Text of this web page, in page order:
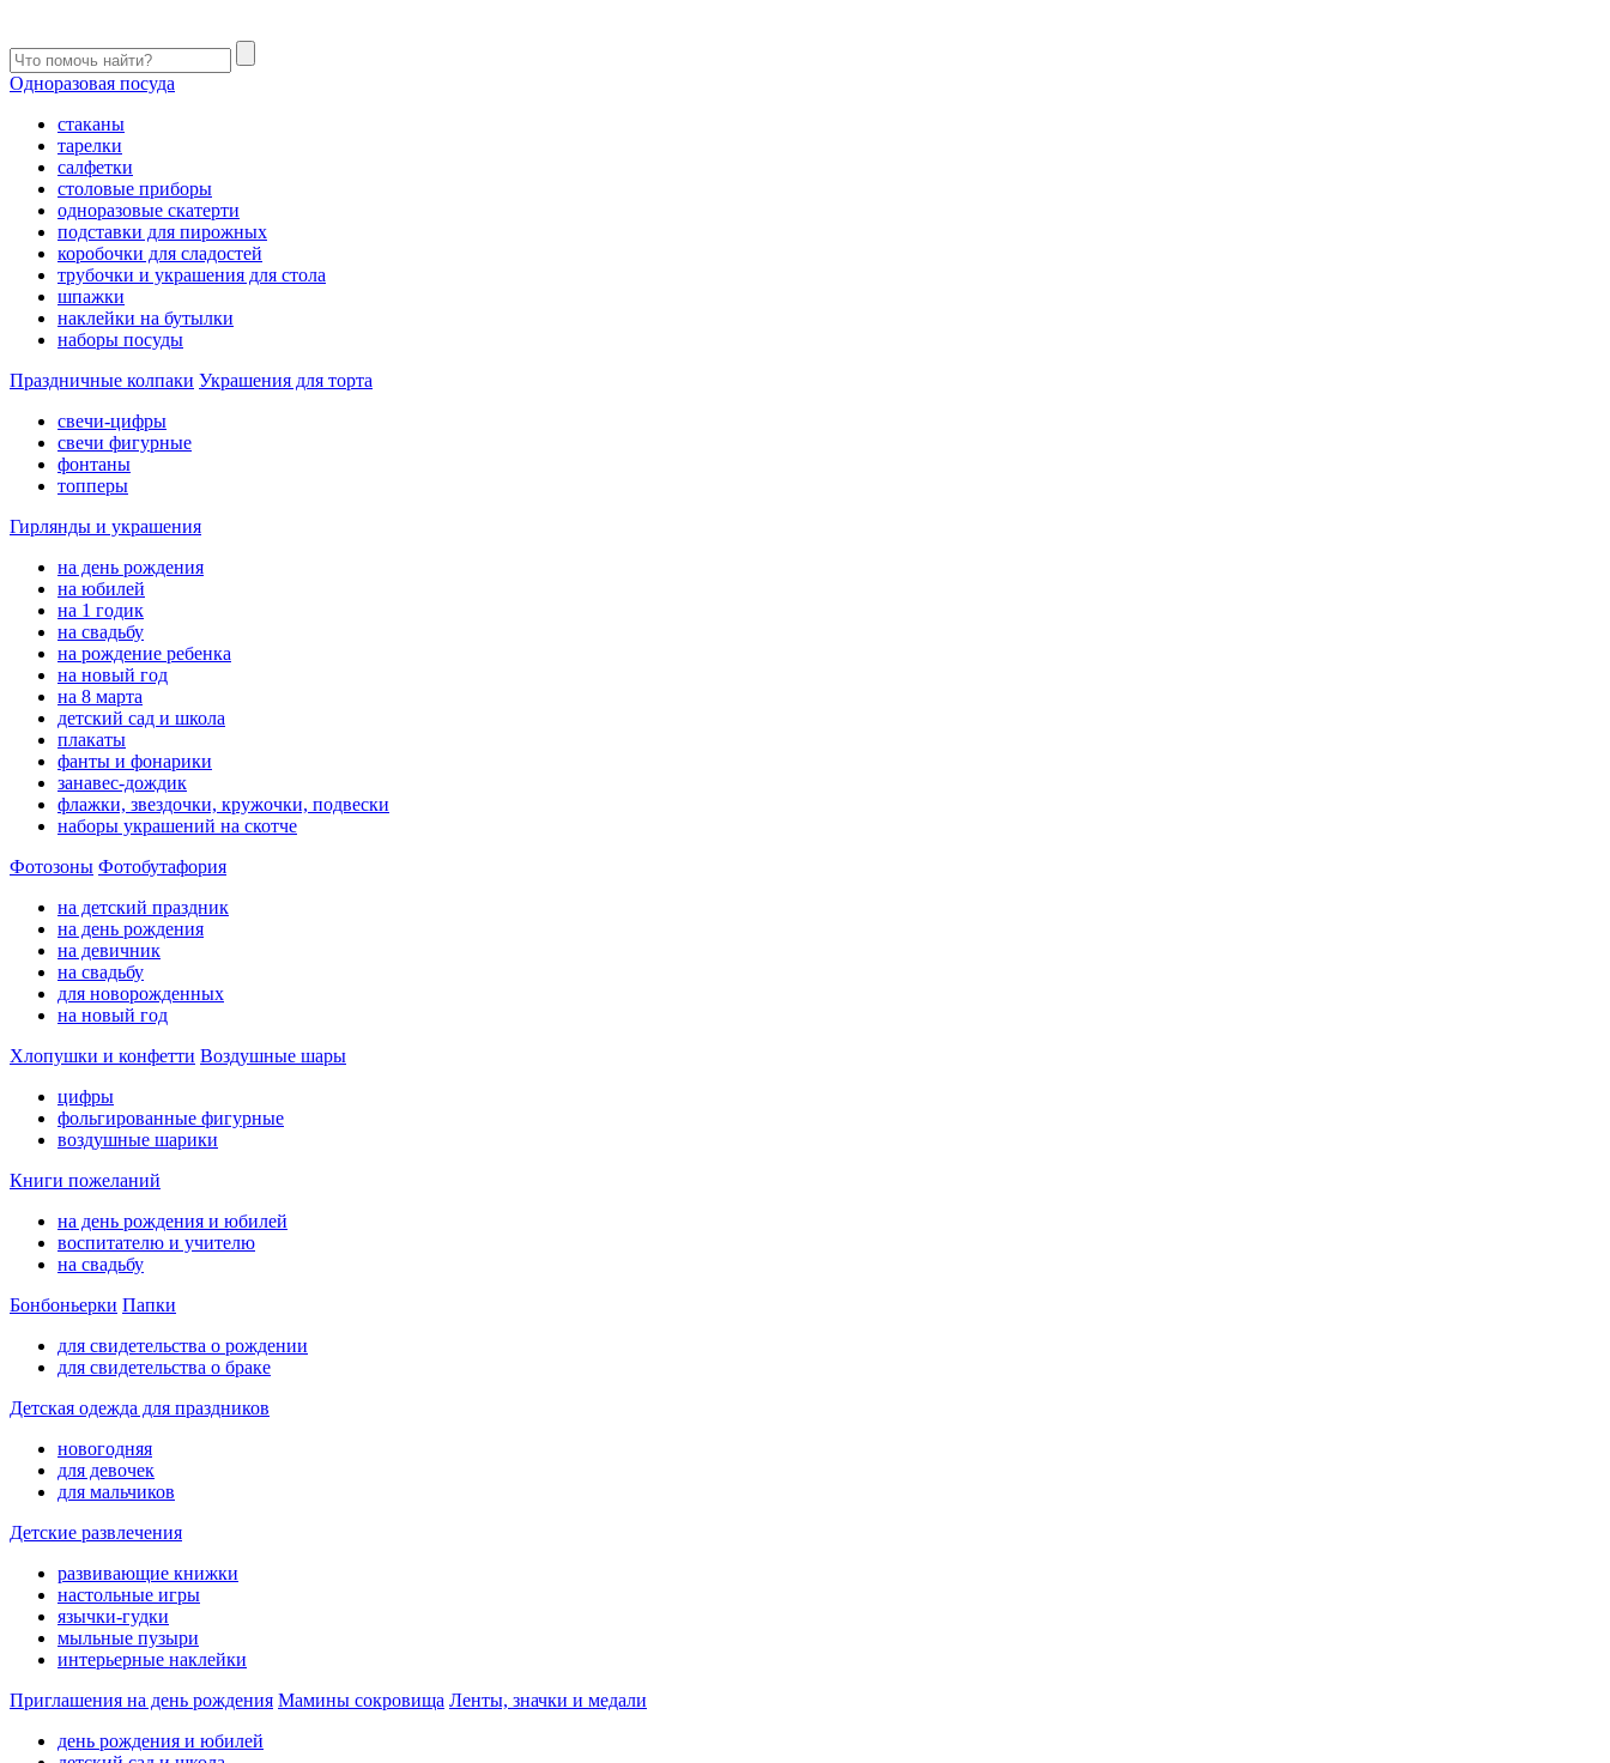
Одноразовая посуда
стаканы
тарелки
салфетки
столовые приборы
одноразовые скатерти
подставки для пирожных
коробочки для сладостей
трубочки и украшения для стола
шпажки
наклейки на бутылки
наборы посуды
Праздничные колпаки Украшения для торта
свечи-цифры
свечи фигурные
фонтаны
топперы
Гирлянды и украшения
на день рождения
на юбилей
на 1 годик
на свадьбу
на рождение ребенка
на новый год
на 8 марта
детский сад и школа
плакаты
фанты и фонарики
занавес-дождик
флажки, звездочки, кружочки, подвески
наборы украшений на скотче
Фотозоны Фотобутафория
на детский праздник
на день рождения
на девичник
на свадьбу
для новорожденных
на новый год
Хлопушки и конфетти Воздушные шары
цифры
фольгированные фигурные
воздушные шарики
Книги пожеланий
на день рождения и юбилей
воспитателю и учителю
на свадьбу
Бонбоньерки Папки
для свидетельства о рождении
для свидетельства о браке
Детская одежда для праздников
новогодняя
для девочек
для мальчиков
Детские развлечения
развивающие книжки
настольные игры
язычки-гудки
мыльные пузыри
интерьерные наклейки
Приглашения на день рождения Мамины сокровища Ленты, значки и медали
день рождения и юбилей